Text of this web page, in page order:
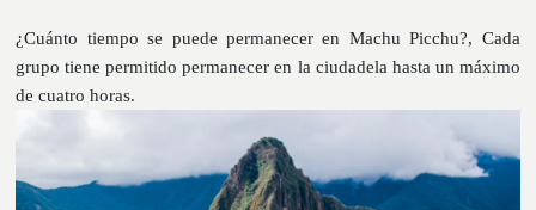
¿Cuánto tiempo se puede permanecer en Machu Picchu?, Cada
grupo tiene permitido permanecer en la ciudadela hasta un máximo
de cuatro horas.